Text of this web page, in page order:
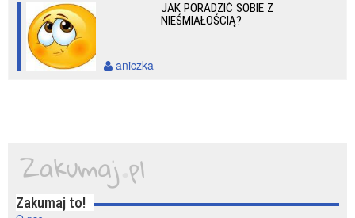
JAK PORADZIĆ SOBIE Z
NIEŚMIAŁOŚCIĄ?
aniczka
Zakumaj to!